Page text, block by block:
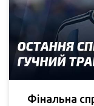
Фінальна